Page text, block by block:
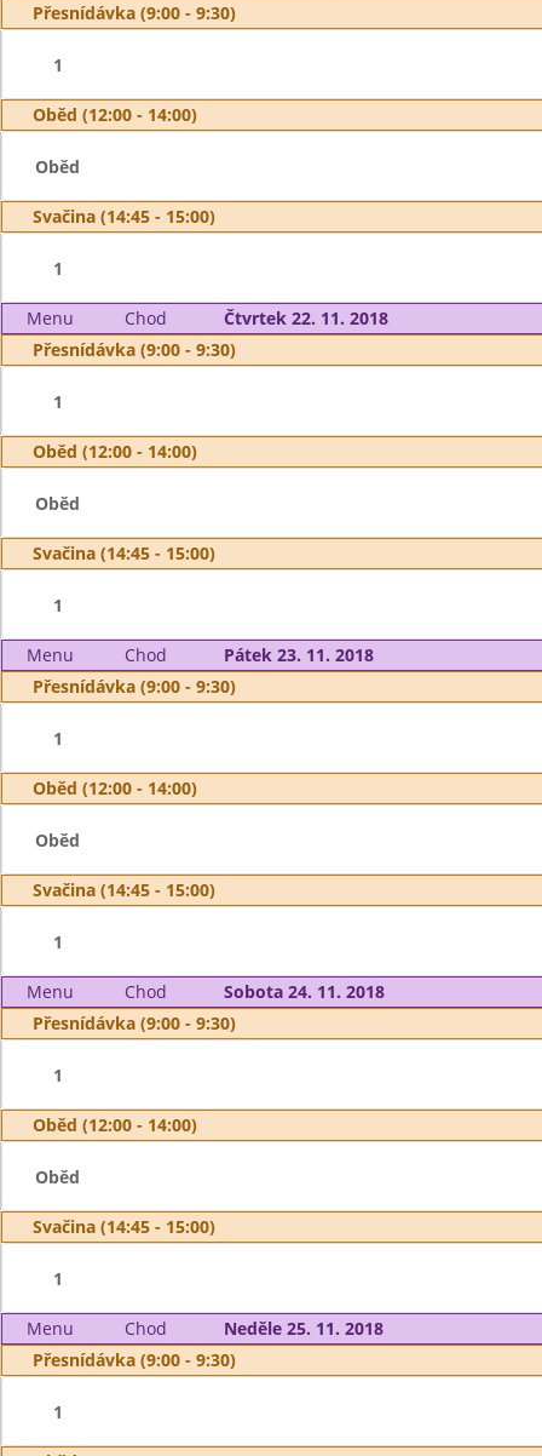
Přesnídávka (9:00 - 9:30)
1
Oběd (12:00 - 14:00)
Oběd
Svačina (14:45 - 15:00)
1
Menu Chod
Čtvrtek 22. 11. 2018
Přesnídávka (9:00 - 9:30)
1
Oběd (12:00 - 14:00)
Oběd
Svačina (14:45 - 15:00)
1
Menu Chod
Pátek 23. 11. 2018
Přesnídávka (9:00 - 9:30)
1
Oběd (12:00 - 14:00)
Oběd
Svačina (14:45 - 15:00)
1
Menu Chod
Sobota 24. 11. 2018
Přesnídávka (9:00 - 9:30)
1
Oběd (12:00 - 14:00)
Oběd
Svačina (14:45 - 15:00)
1
Menu Chod
Neděle 25. 11. 2018
Přesnídávka (9:00 - 9:30)
1